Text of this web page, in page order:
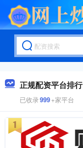
正规配资平台排行
已收录999+家平台